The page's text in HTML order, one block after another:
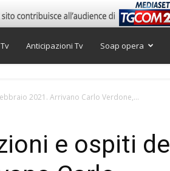
Anticipazioni Tv Soap opera
2021. Arrivano Carlo Verdone,...
e ospiti del